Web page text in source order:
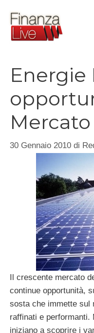
contenuto
Energie
30 Gennaio 2010 di
Il crescente mercato
continue opportunità,
sosta che immette sul
raffinati e performanti.
iniziano a scoprire i